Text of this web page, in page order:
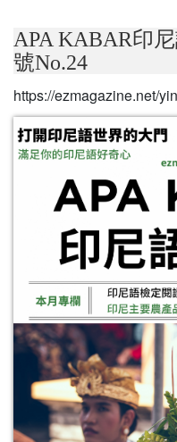
APA KABAR印
號No.24
https://ezmagazine.net/